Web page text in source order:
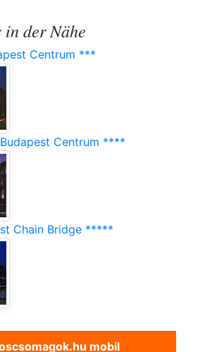
in der Nähe
Centrum ***
Centrum ****
Chain Bridge *****
mobil